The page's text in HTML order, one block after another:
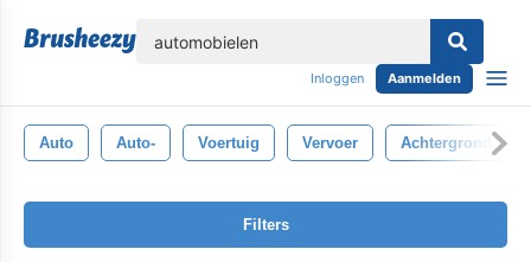
Inloggen Aanmelden
Auto Auto- Voertuig Vervoer Achtergrond
Filters